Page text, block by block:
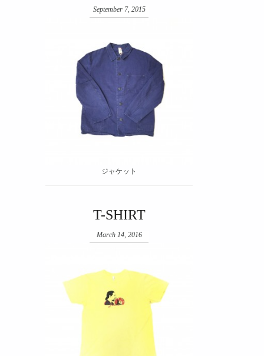
September 7, 2015
ジャケット
T-SHIRT
March 14, 2016